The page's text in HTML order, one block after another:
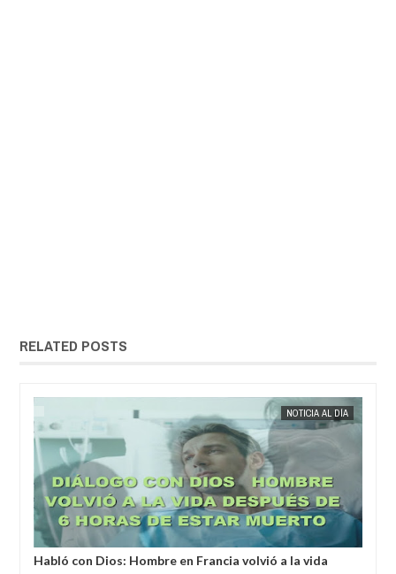
RELATED POSTS
NOTICIA AL DÍA
Hombre en Francia volvió a la vida
Un humanoide con
EXTRANOTIX MISTERIO